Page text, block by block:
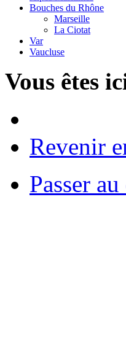
Bouches du Rhône
Marseille
La Ciotat
Var
Vaucluse
Vous êtes
Revenir
Passer